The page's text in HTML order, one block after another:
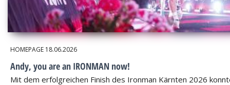
HOMEPAGE 18.06.2026
Andy, you are an IRONMAN now!
Mit dem erfolgreichen Finish des Ironman Kärnten 2026